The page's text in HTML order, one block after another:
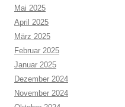
Mai 2025
April 2025
März 2025
Februar 2025
Januar 2025
Dezember 2024
November 2024